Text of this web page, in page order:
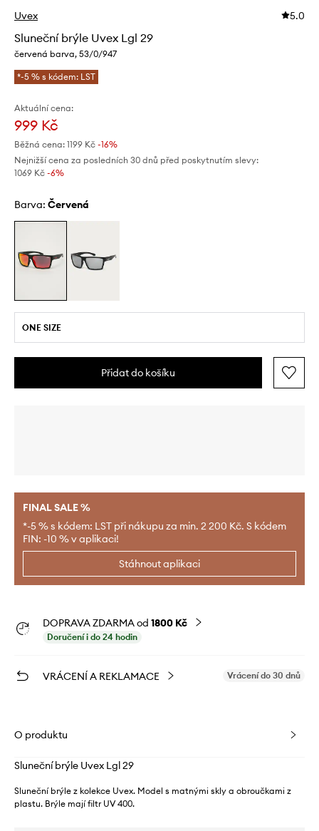
Uvex 5.0
Sluneční brýle Uvex Lgl 29
červená barva, 53/0/947
*-5 % s kódem: LST
Aktuální cena:
999 Kč
Běžná cena: 1199 Kč -16%
Nejnižší cena za posledních 30 dnů před poskytnutím slevy:
1069 Kč -6%
Barva: červená
ONE SIZE
Přidat do košíku
FINAL SALE %
*-5 % s kódem: LST při nákupu za min. 2 200 Kč. S kódem
FIN: -10 % v aplikaci!
Stáhnout aplikaci
DOPRAVA ZDARMA od 1800 Kč
Doručení i do 24 hodin
VRÁCENÍ A REKLAMACE Vrácení do 30 dnů
O produktu
Sluneční brýle Uvex Lgl 29
Sluneční brýle z kolekce Uvex. Model s matnými skly a obroučkami z
plastu. Brýle mají filtr UV 400.